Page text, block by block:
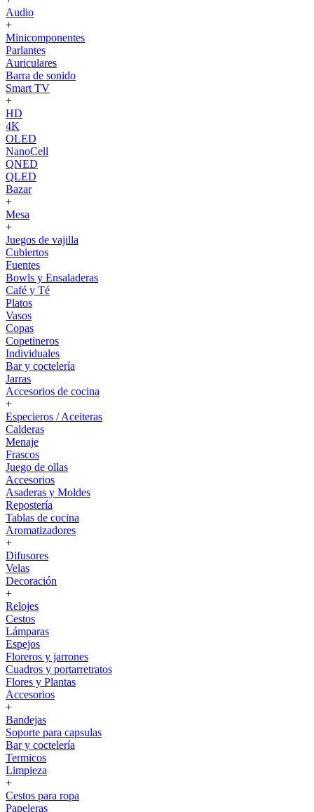
Audio
+
Minicomponentes
Parlantes
Auriculares
Barra de sonido
Smart TV
+
HD
4K
OLED
NanoCell
QNED
QLED
Bazar
+
Mesa
+
Juegos de vajilla
Cubiertos
Fuentes
Bowls y Ensaladeras
Café y Té
Platos
Vasos
Copas
Copetineros
Individuales
Bar y coctelería
Jarras
Accesorios de cocina
+
Especieros / Aceiteras
Calderas
Menaje
Frascos
Juego de ollas
Accesorios
Asaderas y Moldes
Repostería
Tablas de cocina
Aromatizadores
+
Difusores
Velas
Decoración
+
Relojes
Cestos
Lámparas
Espejos
Floreros y jarrones
Cuadros y portarretratos
Flores y Plantas
Accesorios
+
Bandejas
Soporte para capsulas
Bar y coctelería
Termicos
Limpieza
+
Cestos para ropa
Papeleras